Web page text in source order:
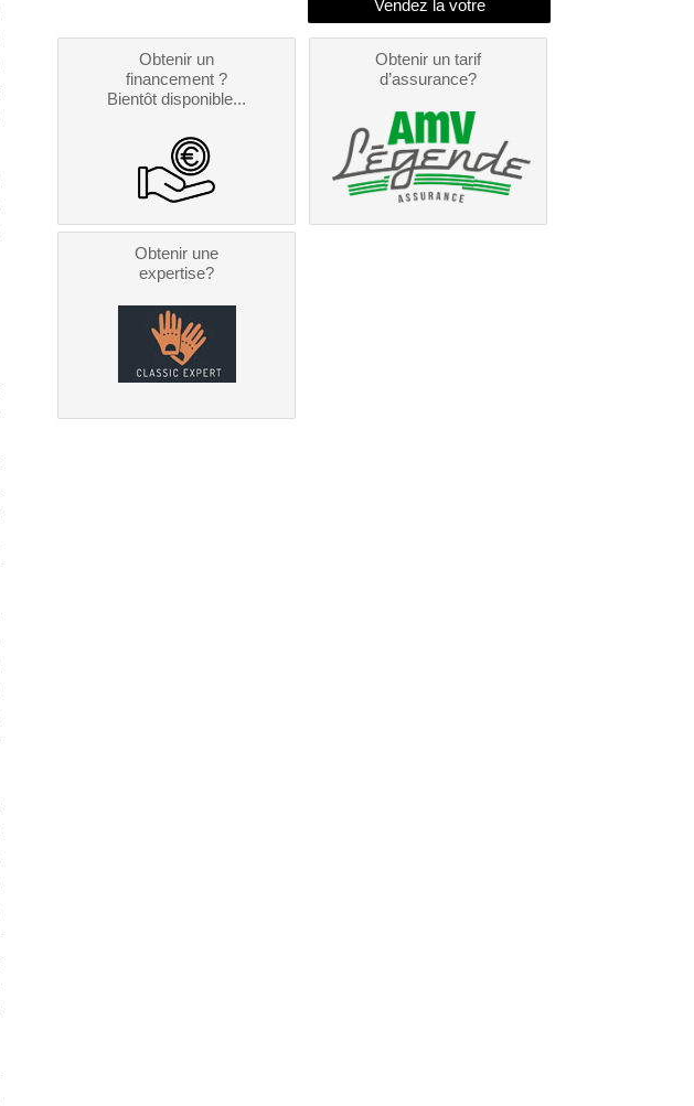
Obtenir un
financement ?
Bientôt disponible...
Obtenir un tarif
d’assurance?
Obtenir une
expertise?